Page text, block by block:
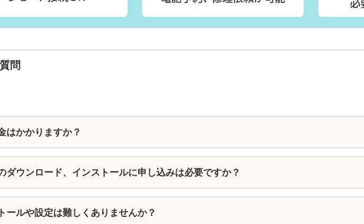
問
はかかりますか？
ダウンロード、インストールに申し込みは必要ですか？
ールや設定は難しくありませんか？